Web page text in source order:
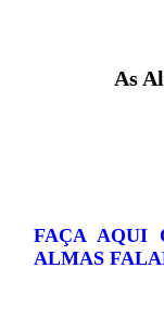
As
FAÇA AQUI
ALMAS